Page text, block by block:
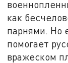
как
парнями. Но
помогает
вражеском